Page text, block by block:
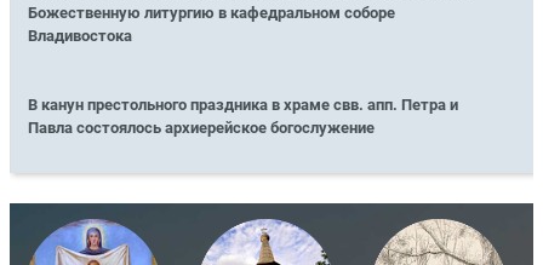
Божественную литургию в кафедральном соборе
Владивостока
В канун престольного праздника в храме свв. апп. Петра и
Павла состоялось архиерейское богослужение